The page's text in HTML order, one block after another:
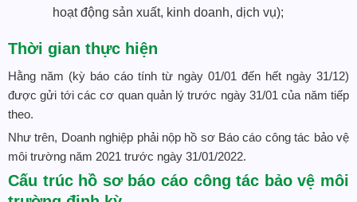
hoạt động sản xuất, kinh doanh, dịch vụ);
Thời gian thực hiện
Hằng năm (kỳ báo cáo tính từ ngày 01/01 đến hết ngày 31/12)
được gửi tới các cơ quan quản lý trước ngày 31/01 của năm tiếp
theo.
Như trên, Doanh nghiệp phải nộp hồ sơ Báo cáo công tác bảo vệ
môi trường năm 2021 trước ngày 31/01/2022.
Cấu trúc hồ sơ báo cáo công tác bảo vệ môi